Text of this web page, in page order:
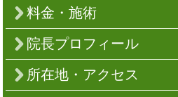
料金・施術
院長プロフィール
所在地・アクセス